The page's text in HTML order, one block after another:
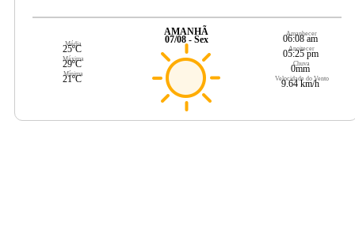
Média
25ºC
Máxima
29ºC
Mínima
21ºC
AMANHÃ
07/08 - Sex
Amanhecer
06:08 am
Anoitecer
05:25 pm
Chuva
0mm
Velocidade do Vento
9.64 km/h